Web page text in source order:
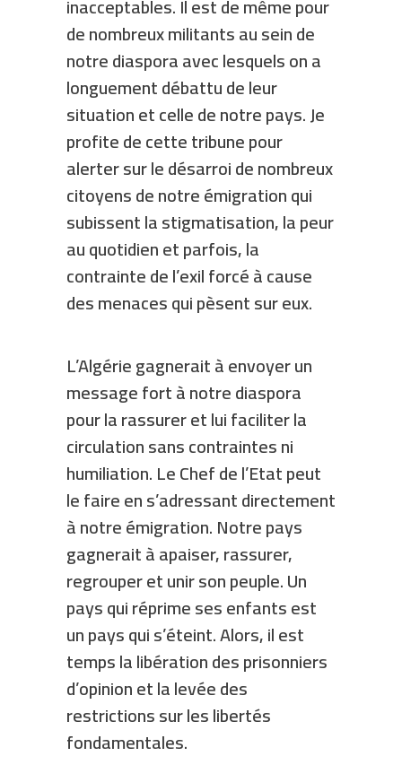
de nombreux militants au sein de
notre diaspora avec lesquels on a
longuement débattu de leur
situation et celle de notre pays. Je
profite de cette tribune pour
alerter sur le désarroi de nombreux
citoyens de notre émigration qui
subissent la stigmatisation, la peur
au quotidien et parfois, la
contrainte de l’exil forcé à cause
des menaces qui pèsent sur eux.
L’Algérie gagnerait à envoyer un
message fort à notre diaspora
pour la rassurer et lui faciliter la
circulation sans contraintes ni
humiliation. Le Chef de l’Etat peut
le faire en s’adressant directement
à notre émigration. Notre pays
gagnerait à apaiser, rassurer,
regrouper et unir son peuple. Un
pays qui réprime ses enfants est
un pays qui s’éteint. Alors, il est
temps la libération des prisonniers
d’opinion et la levée des
restrictions sur les libertés
fondamentales.